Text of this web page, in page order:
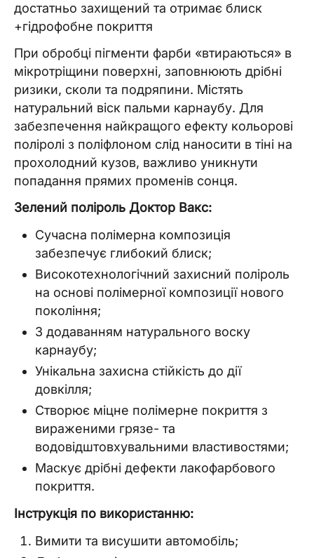
достатньо захищений та отримає блиск
+гідрофобне покриття
При обробці пігменти фарби «втираються» в
мікротріщини поверхні, заповнюють дрібні
ризики, сколи та подряпини. Містять
натуральний віск пальми карнаубу. Для
забезпечення найкращого ефекту кольорові
поліролі з поліфлоном слід наносити в тіні на
прохолодний кузов, важливо уникнути
попадання прямих променів сонця.
Зелений поліроль Доктор Вакс:
Сучасна полімерна композиція
забезпечує глибокий блиск;
Високотехнологічний захисний поліроль
на основі полімерної композиції нового
покоління;
З додаванням натурального воску
карнаубу;
Унікальна захисна стійкість до дії
довкілля;
Створює міцне полімерне покриття з
вираженими грязе- та
водовідштовхувальними властивостями;
Маскує дрібні дефекти лакофарбового
покриття.
Інструкція по використанню:
Вимити та висушити автомобіль;